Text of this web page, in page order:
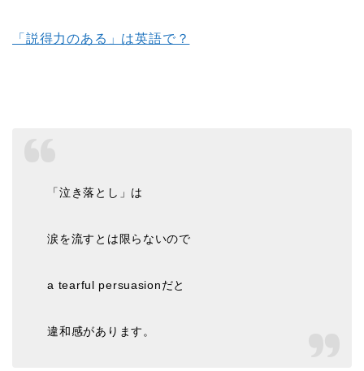
「説得力のある」は英語で？
「泣き落とし」は
涙を流すとは限らないので
a tearful persuasionだと
違和感があります。